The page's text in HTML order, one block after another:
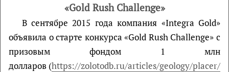
«Gold Rush Challenge»
В сентябре 2015 года компания «Integra Gold»
объявила о старте конкурса «Gold Rush Challenge» с
призовым фондом 1 млн
долларов (https://zolotodb.ru/articles/geology/placer/